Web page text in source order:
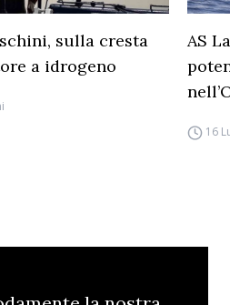
sulla cresta
a idrogeno
AS
16